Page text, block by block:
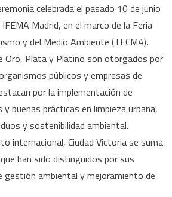
celebrada el pasado 10 de junio
Madrid, en el marco de la Feria
y del Medio Ambiente (TECMA).
Oro, Plata y Platino son otorgados por
públicos y empresas de
por la implementación de
buenas prácticas en limpieza urbana,
y sostenibilidad ambiental.
internacional, Ciudad Victoria se suma
han sido distinguidos por sus
gestión ambiental y mejoramiento de